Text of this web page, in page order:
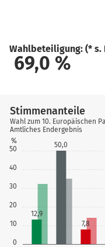
Wahlbeteiligung: (* s.
69,0 %
0
10
20
30
40
50
%
12,9
50,0
7,8
Stimmenanteile
Wahl zum 10. Europäischen
Amtliches Endergebnis